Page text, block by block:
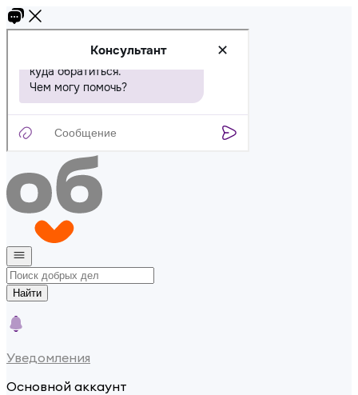
Найти
Уведомления
Основной аккаунт